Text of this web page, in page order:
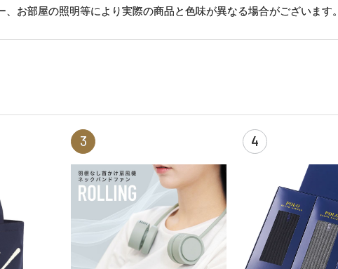
お部屋の照明等により実際の商品と色味が異なる場合がございます。
3 4